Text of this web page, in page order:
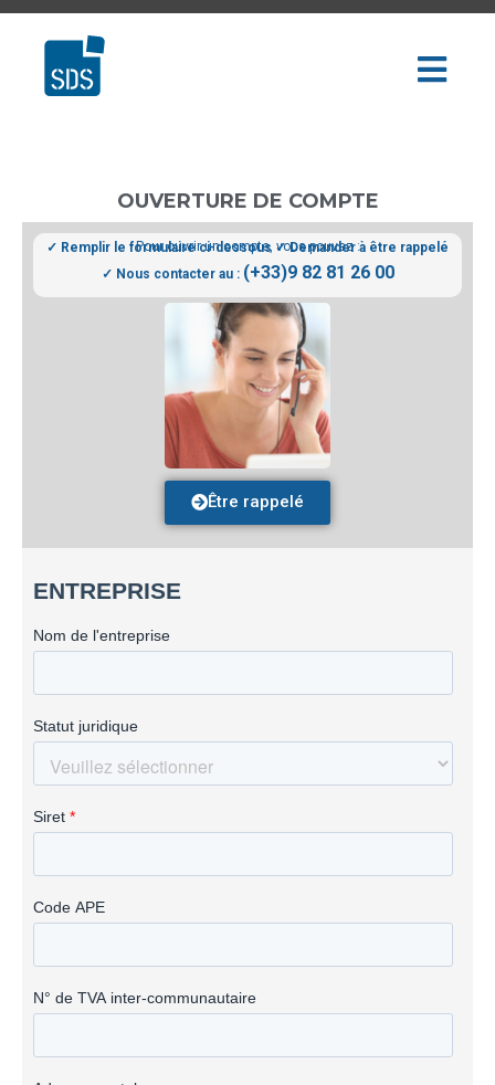
OUVERTURE DE COMPTE
Pour ouvrir un compte, vous pouvez :
✓ Remplir le formulaire ci-dessous ✓ Demander à être rappelé
✓ Nous contacter au : (+33)9 82 81 26 00
Être rappelé